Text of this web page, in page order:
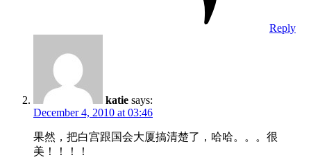
Reply
katie says:
December 4, 2010 at 03:46
果然，把白宫跟国会大厦搞清楚了，哈哈。。。很
美！！！！